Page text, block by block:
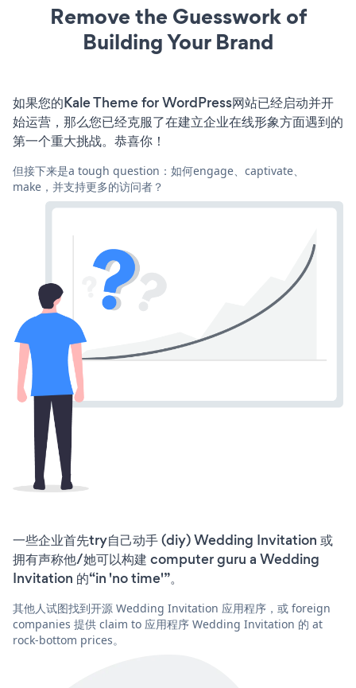
Remove the Guesswork of
Building Your Brand
如果您的Kale Theme for WordPress网站已经启动并开
始运营，那么您已经克服了在建立企业在线形象方面遇到的
第一个重大挑战。恭喜你！
但接下来是a tough question：如何engage、captivate、
make，并支持更多的访问者？
一些企业首先try自己动手 (diy) Wedding Invitation 或
拥有声称他/她可以构建 computer guru a Wedding
Invitation 的“in 'no time'”。
其他人试图找到开源 Wedding Invitation 应用程序，或 foreign
companies 提供 claim to 应用程序 Wedding Invitation 的 at
rock-bottom prices。